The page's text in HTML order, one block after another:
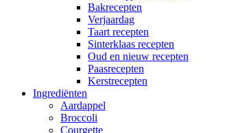
Bakrecepten
Verjaardag
Taart recepten
Sinterklaas recepten
Oud en nieuw recepten
Paasrecepten
Kerstrecepten
Ingrediënten
Aardappel
Broccoli
Courgette